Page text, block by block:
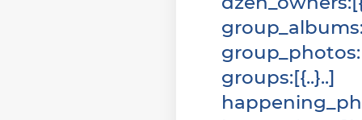
group_albums
group_photos:
groups:[{ } ]